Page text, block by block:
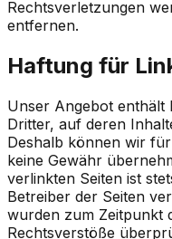
Rechtsverletzungen
entfernen.
Haftung für
Unser Angebot enthält
Dritter, auf deren
Deshalb können wir
keine Gewähr
verlinkten Seiten ist
Betreiber der Seiten
wurden zum Zeitpunkt
Rechtsverstöße